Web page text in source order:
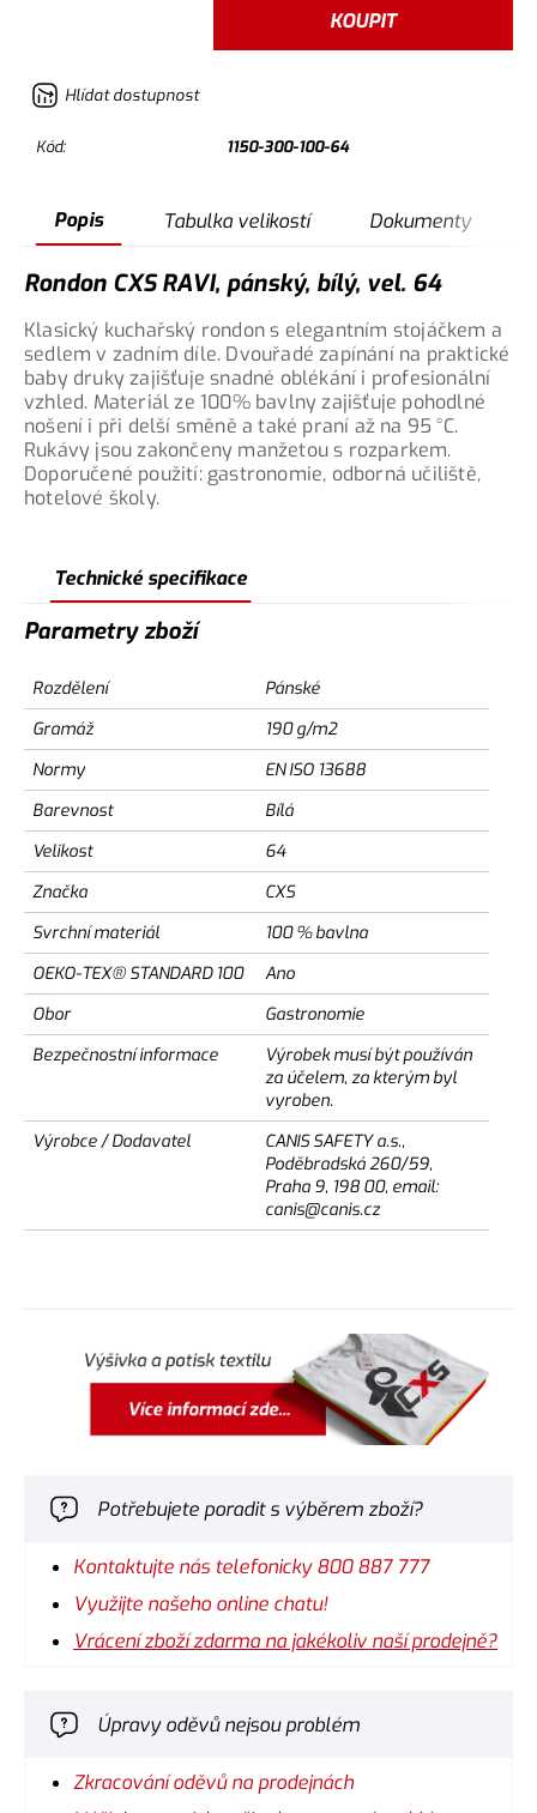
KOUPIT
Hlídat dostupnost
Kód: 1150-300-100-64
Popis Tabulka velikostí Dokumenty
Rondon CXS RAVI, pánský, bílý, vel. 64
Klasický kuchařský rondon s elegantním stojáčkem a
sedlem v zadním díle. Dvouřadé zapínání na praktické
baby druky zajišťuje snadné oblékání i profesionální
vzhled. Materiál ze 100% bavlny zajišťuje pohodlné
nošení i při delší směně a také praní až na 95 °C.
Rukávy jsou zakončeny manžetou s rozparkem.
Doporučené použití: gastronomie, odborná učiliště,
hotelové školy.
Technické specifikace
Parametry zboží
Rozdělení
Pánské
Gramáž
190 g/m2
Normy
EN ISO 13688
Barevnost
Bílá
Velikost
64
Značka
CXS
Svrchní materiál
100 % bavlna
OEKO-TEX® STANDARD 100
Ano
Obor
Gastronomie
Bezpečnostní informace
Výrobek musí být používán
za účelem, za kterým byl
vyroben.
Výrobce / Dodavatel
CANIS SAFETY a.s.,
Poděbradská 260/59,
Praha 9, 198 00, email:
canis@canis.cz
Potřebujete poradit s výběrem zboží?
Kontaktujte nás telefonicky 800 887 777
Využijte našeho online chatu!
Vrácení zboží zdarma na jakékoliv naší prodejně?
Úpravy oděvů nejsou problém
Zkracování oděvů na prodejnách